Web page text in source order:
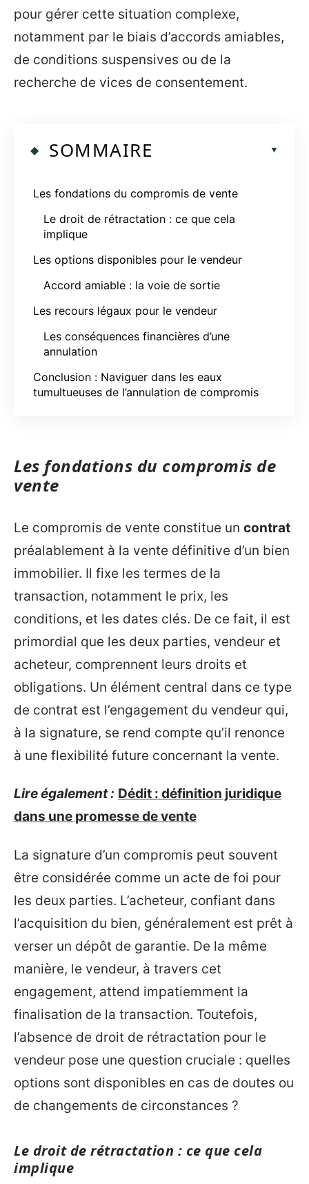
pour gérer cette situation complexe,
notamment par le biais d’accords amiables,
de conditions suspensives ou de la
recherche de vices de consentement.
SOMMAIRE
Les fondations du compromis de vente
Le droit de rétractation : ce que cela
implique
Les options disponibles pour le vendeur
Accord amiable : la voie de sortie
Les recours légaux pour le vendeur
Les conséquences financières d’une
annulation
Conclusion : Naviguer dans les eaux
tumultueuses de l’annulation de compromis
Les fondations du compromis de
vente
Le compromis de vente constitue un contrat
préalablement à la vente définitive d’un bien
immobilier. Il fixe les termes de la
transaction, notamment le prix, les
conditions, et les dates clés. De ce fait, il est
primordial que les deux parties, vendeur et
acheteur, comprennent leurs droits et
obligations. Un élément central dans ce type
de contrat est l’engagement du vendeur qui,
à la signature, se rend compte qu’il renonce
à une flexibilité future concernant la vente.
Lire également : Dédit : définition juridique
dans une promesse de vente
La signature d’un compromis peut souvent
être considérée comme un acte de foi pour
les deux parties. L’acheteur, confiant dans
l’acquisition du bien, généralement est prêt à
verser un dépôt de garantie. De la même
manière, le vendeur, à travers cet
engagement, attend impatiemment la
finalisation de la transaction. Toutefois,
l’absence de droit de rétractation pour le
vendeur pose une question cruciale : quelles
options sont disponibles en cas de doutes ou
de changements de circonstances ?
Le droit de rétractation : ce que cela
implique